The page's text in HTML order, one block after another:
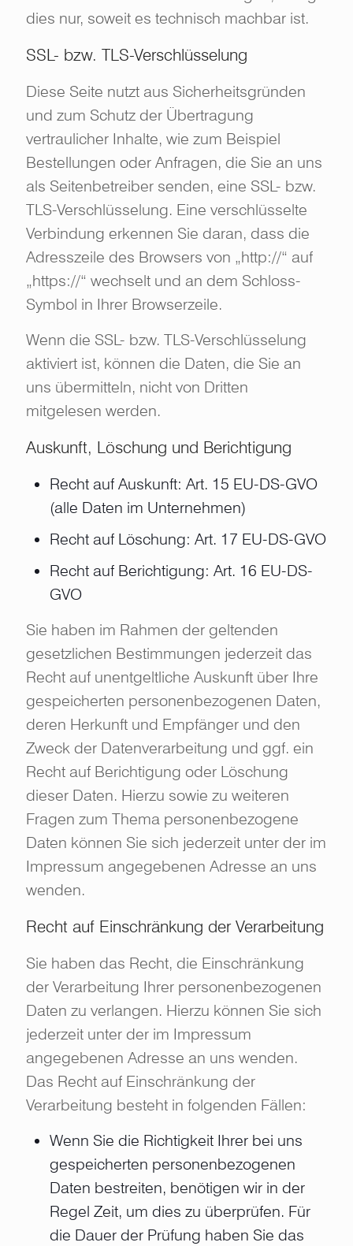
dies nur, soweit es technisch machbar ist.
SSL- bzw. TLS-Verschlüsselung
Diese Seite nutzt aus Sicherheitsgründen
und zum Schutz der Übertragung
vertraulicher Inhalte, wie zum Beispiel
Bestellungen oder Anfragen, die Sie an uns
als Seitenbetreiber senden, eine SSL- bzw.
TLS-Verschlüsselung. Eine verschlüsselte
Verbindung erkennen Sie daran, dass die
Adresszeile des Browsers von „http://“ auf
„https://“ wechselt und an dem Schloss-
Symbol in Ihrer Browserzeile.
Wenn die SSL- bzw. TLS-Verschlüsselung
aktiviert ist, können die Daten, die Sie an
uns übermitteln, nicht von Dritten
mitgelesen werden.
Auskunft, Löschung und Berichtigung
Recht auf Auskunft: Art. 15 EU-DS-GVO
(alle Daten im Unternehmen)
Recht auf Löschung: Art. 17 EU-DS-GVO
Recht auf Berichtigung: Art. 16 EU-DS-
GVO
Sie haben im Rahmen der geltenden
gesetzlichen Bestimmungen jederzeit das
Recht auf unentgeltliche Auskunft über Ihre
gespeicherten personenbezogenen Daten,
deren Herkunft und Empfänger und den
Zweck der Datenverarbeitung und ggf. ein
Recht auf Berichtigung oder Löschung
dieser Daten. Hierzu sowie zu weiteren
Fragen zum Thema personenbezogene
Daten können Sie sich jederzeit unter der im
Impressum angegebenen Adresse an uns
wenden.
Recht auf Einschränkung der Verarbeitung
Sie haben das Recht, die Einschränkung
der Verarbeitung Ihrer personenbezogenen
Daten zu verlangen. Hierzu können Sie sich
jederzeit unter der im Impressum
angegebenen Adresse an uns wenden.
Das Recht auf Einschränkung der
Verarbeitung besteht in folgenden Fällen:
Wenn Sie die Richtigkeit Ihrer bei uns
gespeicherten personenbezogenen
Daten bestreiten, benötigen wir in der
Regel Zeit, um dies zu überprüfen. Für
die Dauer der Prüfung haben Sie das